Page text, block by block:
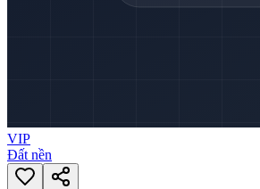
VIP
Đất nền